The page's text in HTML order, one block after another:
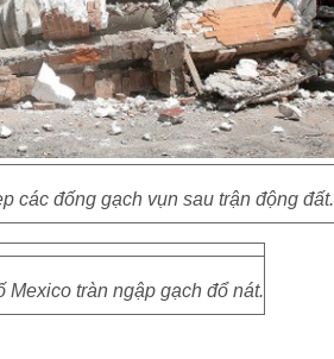
các đống gạch vụn sau trận động đất.
tràn ngập gạch đổ nát.